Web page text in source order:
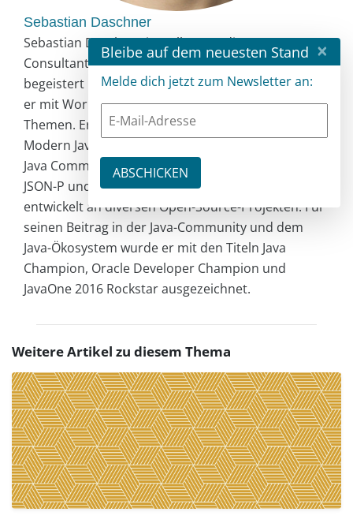
Sebastian Daschner
Sebastian Daschner ist selbstständiger Java
Consultant und Trainer und programmiert
begeistert mit Java (EE). Seine Kunden unterstützt
er mit Workshops und Beratung in Enterprise-
Themen. Er ist Autor des Buchs „Architecting
Modern Java EE Applications“. Sebastian nimmt am
Java Community Process teil, ist in den JAX-RS,
JSON-P und Config Expert Groups vertreten und
entwickelt an diversen Open-Source-Projekten. Für
seinen Beitrag in der Java-Community und dem
Java-Ökosystem wurde er mit den Titeln Java
Champion, Oracle Developer Champion und
JavaOne 2016 Rockstar ausgezeichnet.
Weitere Artikel zu diesem Thema
Bleibe auf dem neuesten Stand ×
Melde dich jetzt zum Newsletter an: